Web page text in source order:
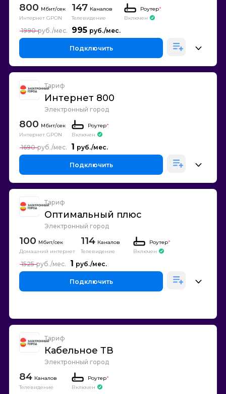
800
Интернет GPON
147 Каналов
Телевидение
Роутер*
Включен
995
1990
Подключить
Тариф
Интернет 800
Электронный город
800
Интернет GPON
Роутер*
Включен
1
1690
Подключить
Тариф
Оптимальный плюс
Электронный город
100
Домашний интернет
114 Каналов
Телевидение
Роутер*
Включен
1
1525
Подключить
Тариф
Кабельное ТВ
Электронный город
84 Каналов
Телевидение
Роутер*
Включен